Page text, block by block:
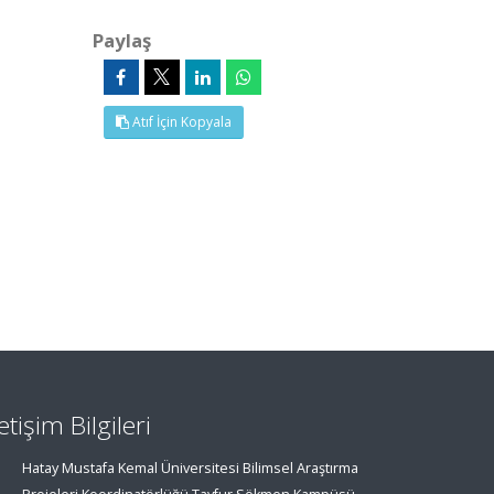
Paylaş
Atıf İçin Kopyala
Bilgileri
Hatay Mustafa Kemal Üniversitesi Bilimsel Araştırma